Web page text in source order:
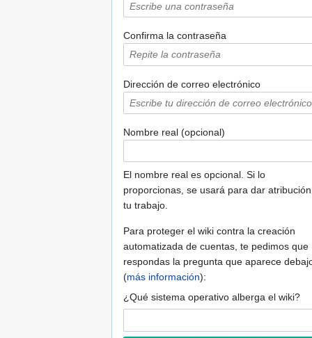
Confirma la contraseña
Dirección de correo electrónico
Nombre real (opcional)
El nombre real es opcional. Si lo
proporcionas, se usará para dar
tu trabajo.
Para proteger el wiki contra la creación
automatizada de cuentas, te pedimos que
respondas la pregunta que aparece
(más información):
¿Qué sistema operativo alberga el wiki?